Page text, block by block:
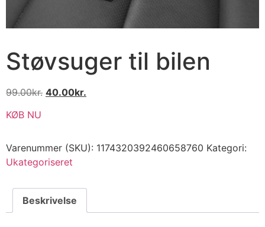
Støvsuger til bilen
99.00kr. 40.00kr.
KØB NU
Varenummer (SKU): 1174320392460658760 Kategori:
Ukategoriseret
Beskrivelse